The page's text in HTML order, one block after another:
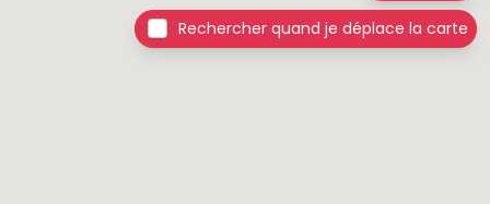
Rechercher quand je déplace la carte